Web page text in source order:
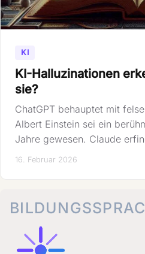
KI
KI-Halluzinationen
sie?
ChatGPT behauptet mit
Albert Einstein sei ein
Jahre gewesen. Claude
16. Februar 2026